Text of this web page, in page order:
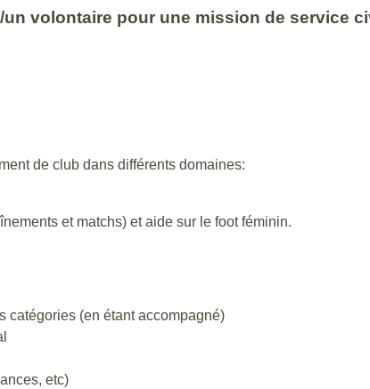
volontaire pour une mission de service
de club dans différents domaines:
et matchs) et aide sur le foot féminin.
catégories (en étant accompagné)
etc)